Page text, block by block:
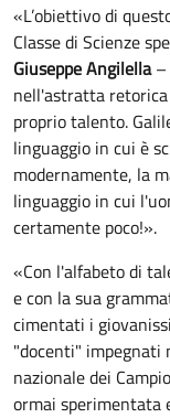
«L’obiettivo di
Classe di Scienze
Giuseppe Angilella–
nell'astratta
proprio talento.
linguaggio in cui è
modernamente, la
linguaggio in cui
certamente poco!».
«Con l'alfabeto di
e con la sua
cimentati i
"docenti" impegnati
nazionale dei
ormai sperimentata